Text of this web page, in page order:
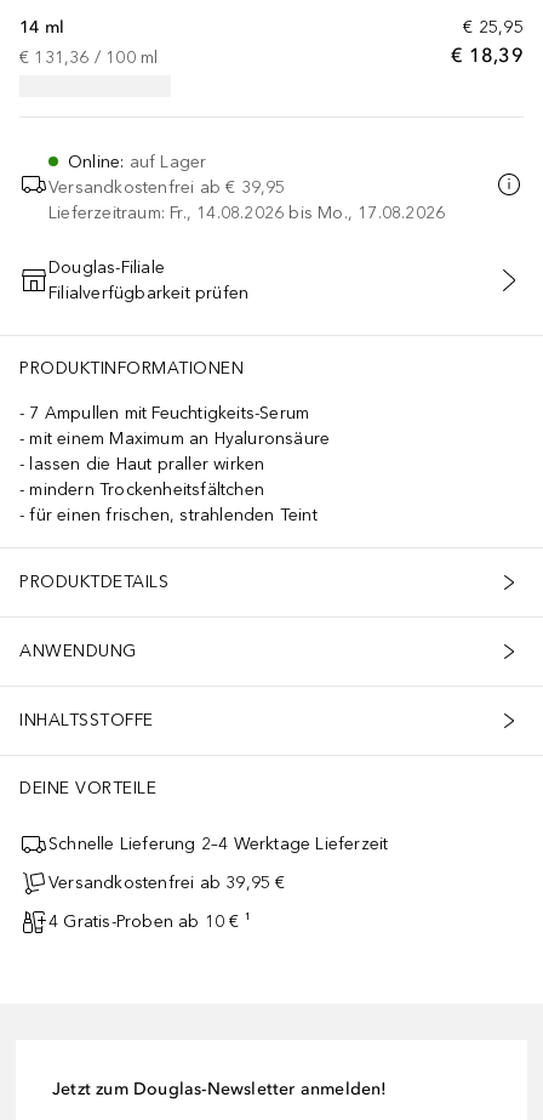
€ 25,95
€ 18,39
14 ml
€ 131,36 / 100 ml
Online: auf Lager
Versandkostenfrei ab € 39,95
Lieferzeitraum: Fr., 14.08.2026 bis Mo., 17.08.2026
IN DEN WARENKORB
Douglas-Filiale
Filialverfügbarkeit prüfen
PRODUKTINFORMATIONEN
7 Ampullen mit Feuchtigkeits-Serum
mit einem Maximum an Hyaluronsäure
lassen die Haut praller wirken
mindern Trockenheitsfältchen
für einen frischen, strahlenden Teint
PRODUKTDETAILS
ANWENDUNG
INHALTSSTOFFE
DEINE VORTEILE
Schnelle Lieferung 2–4 Werktage Lieferzeit
Versandkostenfrei ab 39,95 €
4 Gratis-Proben ab 10 € ¹
Jetzt zum Douglas-Newsletter anmelden!